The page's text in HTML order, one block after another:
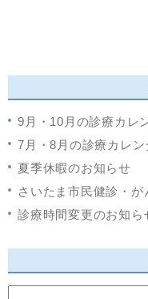
9月・10月の診療カレ
7月・8月の診療カレ
夏季休暇のお知らせ
さいたま市民健診・が
診療時間変更のお知ら